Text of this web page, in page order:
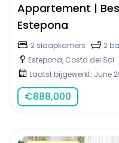
Appartement |
Estepona
2 slaapkamers
2
Estepona, Costa del Sol
Laatst bijgewerkt: June
€888,000